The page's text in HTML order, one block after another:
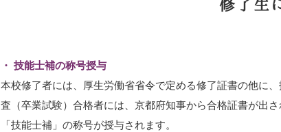
修了生
技能士補の称号授与
本校修了者には、厚生労働省省令で定める修了証書の他に、
査（卒業試験）合格者には、京都府知事から合格証書が出さ
「技能士補」の称号が授与されます。